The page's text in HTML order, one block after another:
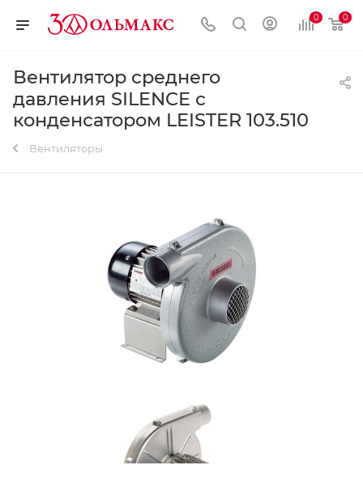
0 0
Вентилятор среднего
давления SILENCE с
конденсатором LEISTER 103.510
Вентиляторы